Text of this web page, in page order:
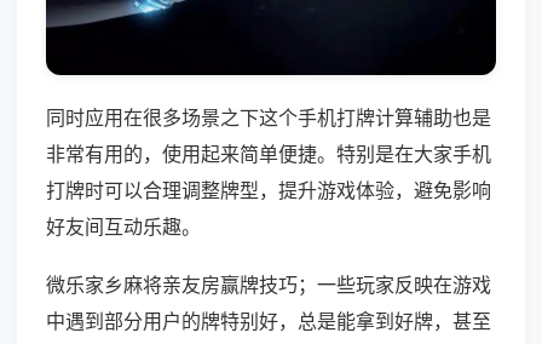
同时应用在很多场景之下这个手机打牌计算辅助也是
非常有用的，使用起来简单便捷。特别是在大家手机
打牌时可以合理调整牌型，提升游戏体验，避免影响
好友间互动乐趣。
微乐家乡麻将亲友房赢牌技巧；一些玩家反映在游戏
中遇到部分用户的牌特别好，总是能拿到好牌，甚至